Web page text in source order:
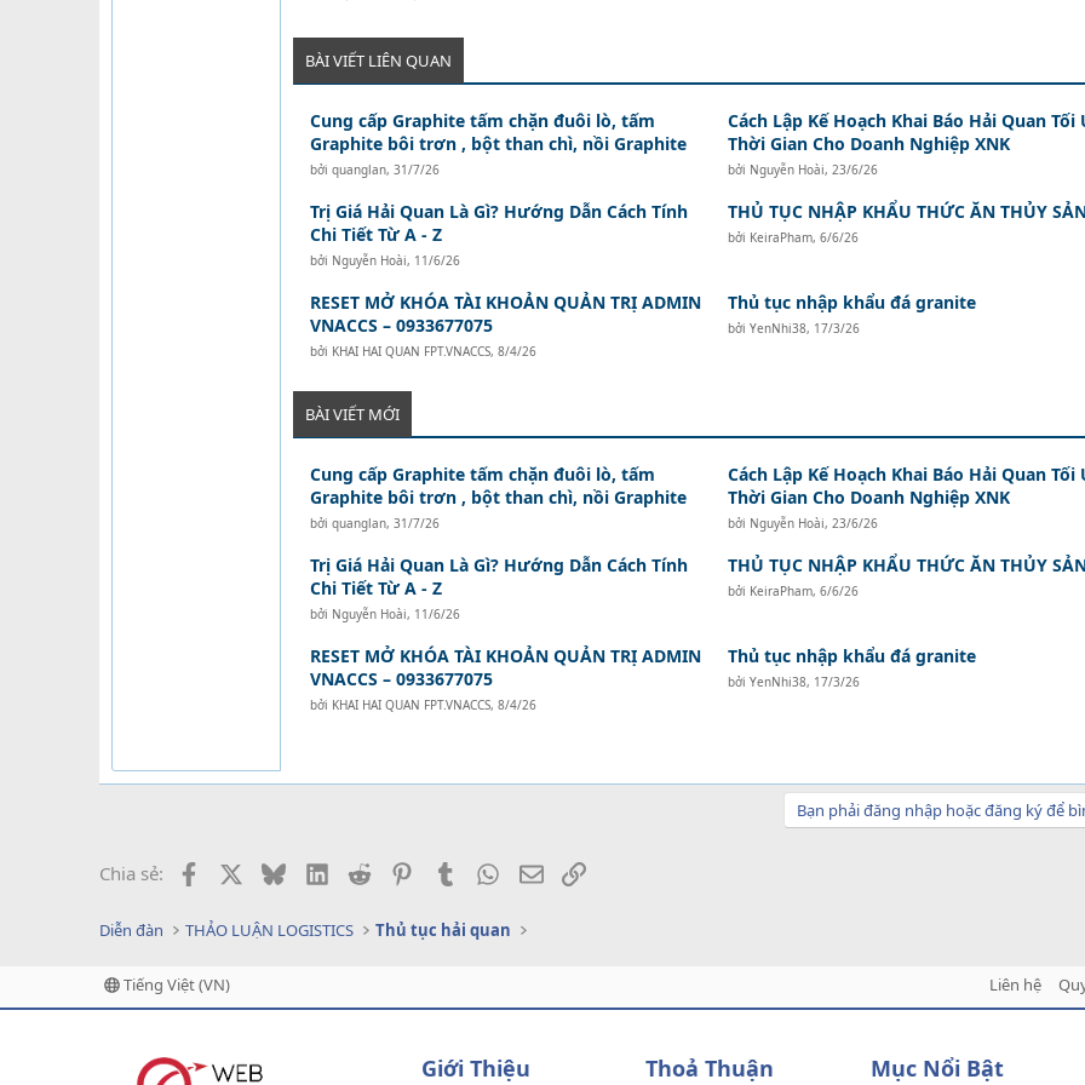
BÀI VIẾT LIÊN QUAN
Cung cấp Graphite tấm chặn đuôi lò, tấm
Graphite bôi trơn , bột than chì, nồi Graphite
bởi quanglan, 31/7/26
Cách Lập Kế Hoạch Khai Báo Hải Quan Tối
Thời Gian Cho Doanh Nghiệp XNK
bởi Nguyễn Hoài, 23/6/26
Trị Giá Hải Quan Là Gì? Hướng Dẫn Cách Tính
Chi Tiết Từ A - Z
bởi Nguyễn Hoài, 11/6/26
THỦ TỤC NHẬP KHẨU THỨC ĂN THỦY
bởi KeiraPham, 6/6/26
RESET MỞ KHÓA TÀI KHOẢN QUẢN TRỊ ADMIN
VNACCS – 0933677075
bởi KHAI HAI QUAN FPT.VNACCS, 8/4/26
Thủ tục nhập khẩu đá granite
bởi YenNhi38, 17/3/26
BÀI VIẾT MỚI
Cung cấp Graphite tấm chặn đuôi lò, tấm
Graphite bôi trơn , bột than chì, nồi Graphite
bởi quanglan, 31/7/26
Cách Lập Kế Hoạch Khai Báo Hải Quan Tối
Thời Gian Cho Doanh Nghiệp XNK
bởi Nguyễn Hoài, 23/6/26
Trị Giá Hải Quan Là Gì? Hướng Dẫn Cách Tính
Chi Tiết Từ A - Z
bởi Nguyễn Hoài, 11/6/26
THỦ TỤC NHẬP KHẨU THỨC ĂN THỦY
bởi KeiraPham, 6/6/26
RESET MỞ KHÓA TÀI KHOẢN QUẢN TRỊ ADMIN
VNACCS – 0933677075
bởi KHAI HAI QUAN FPT.VNACCS, 8/4/26
Thủ tục nhập khẩu đá granite
bởi YenNhi38, 17/3/26
Bạn phải đăng nhập hoặc đăng ký để
Chia sẻ: Facebook BlueskyLinkedIn
Reddit PinterestTumblr WhatsApp
EmailLink
Diễn đàn THẢO LUẬN LOGISTICS Thủ tục hải quan
Tiếng Việt (VN) Liên hệ
Giới Thiệu Thoả Thuận Mục Nổi Bật